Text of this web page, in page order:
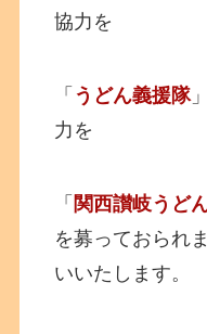
協力を
「 うどん義援隊
力を
「 関西讃岐うど
を募っておられ
いいたします。